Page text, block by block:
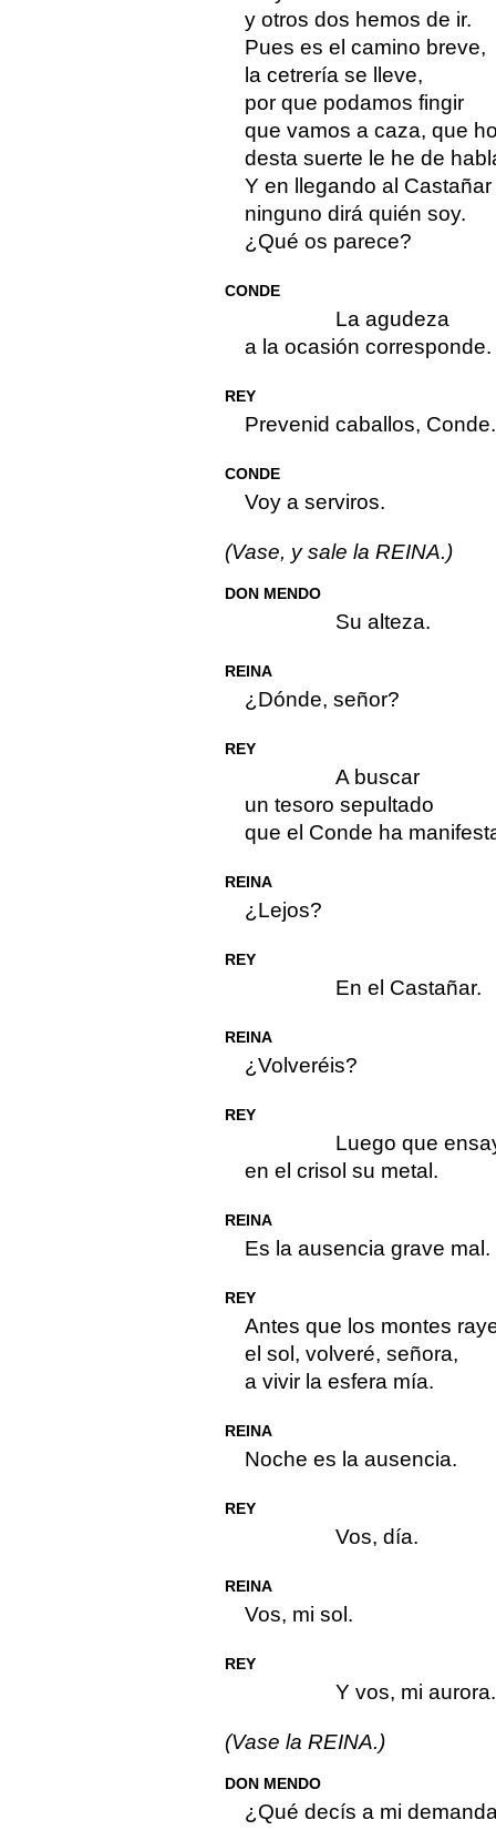
y otros dos hemos de ir.
Pues es el camino breve,
la cetrería se lleve,
por que podamos fingir
que vamos a caza, que
desta suerte le he de
Y en llegando al Castañar
ninguno dirá quién soy.
¿Qué os parece?
CONDE
La agudeza
a la ocasión corresponde.
REY
Prevenid caballos, Conde.
CONDE
Voy a serviros.
(Vase, y sale la REINA.)
DON MENDO
Su alteza.
REINA
¿Dónde, señor?
REY
A buscar
un tesoro sepultado
que el Conde ha
REINA
¿Lejos?
REY
En el Castañar.
REINA
¿Volveréis?
REY
Luego que
en el crisol su metal.
REINA
Es la ausencia grave mal.
REY
Antes que los montes
el sol, volveré, señora,
a vivir la esfera mía.
REINA
Noche es la ausencia.
REY
Vos, día.
REINA
Vos, mi sol.
REY
Y vos, mi aurora.
(Vase la REINA.)
DON MENDO
¿Qué decís a mi